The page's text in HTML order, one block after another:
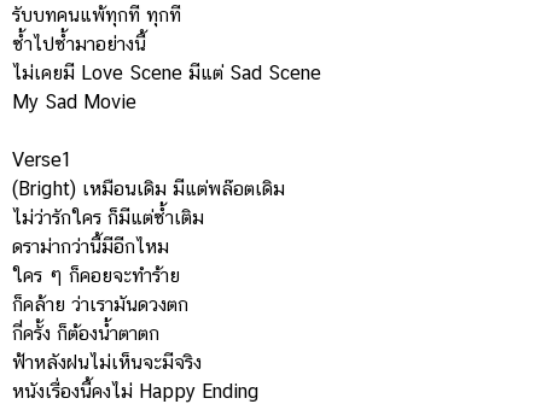
รับบทคนแพ้ทุกที ทุกที
ซ้ำไปซ้ำมาอย่างนี้
ไม่เคยมี Love Scene มีแต่ Sad Scene
My Sad Movie
Verse1
(Bright) เหมือนเดิม มีแต่พล๊อตเดิม
ไม่ว่ารักใคร ก็มีแต่ซ้ำเติม
ดราม่ากว่านี้มีอีกไหม
ใคร ๆ ก็คอยจะทำร้าย
ก็คล้าย ว่าเรามันดวงตก
กี่ครั้ง ก็ต้องน้ำตาตก
ฟ้าหลังฝนไม่เห็นจะมีจริง
หนังเรื่องนี้คงไม่ Happy Ending